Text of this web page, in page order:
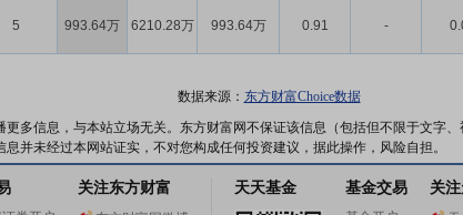
5 993.64万 6210.28万 993.64万 0.91 -
数据来源： 东方财富Choice数据
多信息，与本站立场无关。东方财富网不保证该信息（包括但不限于文字
并未经过本网站证实，不对您构成任何投资建议，据此操作，风险自担。
关注东方财富 天天基金 基金交易 关